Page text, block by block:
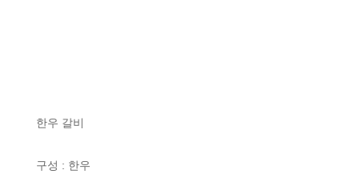
한우 갈비
구성 : 한우